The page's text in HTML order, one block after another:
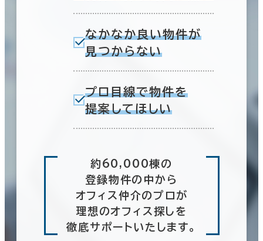
なかなか良い物件が
見つからない
プロ目線で物件を
提案してほしい
約60,000棟の
登録物件の中から
オフィス仲介のプロが
理想のオフィス探しを
徹底サポートいたします。